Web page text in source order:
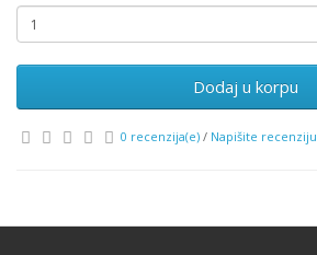
Dodaj u korpu
0 recenzija(e) / Napišite recenziju